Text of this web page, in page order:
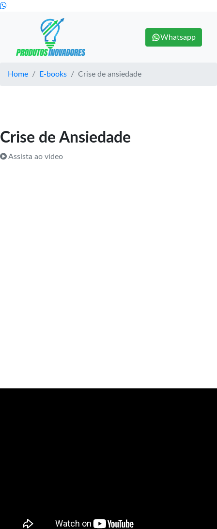
Whatsapp
Home E-books Crise de ansiedade
Crise de Ansiedade
Assista ao vídeo